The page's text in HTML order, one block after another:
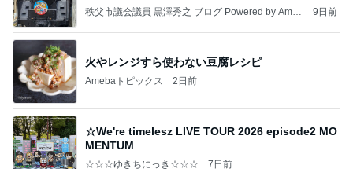
秩父市議会議員 黒澤秀之 ブログ Powered by Ameb
9日前
火やレンジすら使わない豆腐レシピ
Amebaトピックス 2日前
☆We're timelesz LIVE TOUR 2026 episode2 MO
MENTUM
☆☆☆ゆきちにっき☆☆☆ 7日前